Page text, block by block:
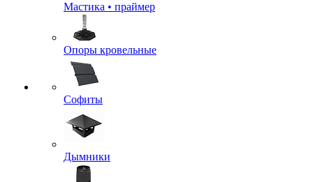
Мастика • праймер
Опоры кровельные
Софиты
Дымники